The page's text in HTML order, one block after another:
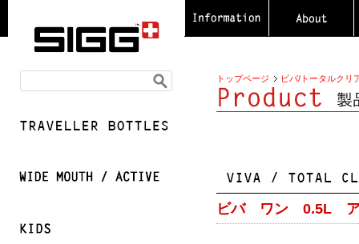
トップページ ビバ/トータルクリ
ビバ ワン 0.5L ア